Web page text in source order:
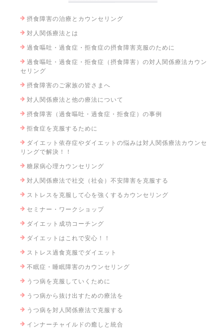
摂食障害の治療とカウンセリング
対人関係療法とは
過食嘔吐・過食症・拒食症の摂食障害克服のために
過食嘔吐・過食症・拒食症（摂食障害）の対人関係療法カウン
セリング
摂食障害のご家族の皆さまへ
対人関係療法と他の療法について
摂食障害（過食嘔吐・過食症・拒食症）の事例
拒食症を克服するために
ダイエット依存症やダイエットの悩みは対人関係療法カウンセ
リングで解決！！
糖尿病心理カウンセリング
対人関係療法で社交（社会）不安障害を克服する
ストレスを克服して心を強くするカウンセリング
セミナー・ワークショップ
ダイエット成功コーチング
ダイエットはこれで安心！！
ストレス過食克服でダイエット
不眠症・睡眠障害のカウンセリング
うつ病を克服していくために
うつ病から抜け出すための療法を
うつ病を対人関係療法で克服する
インナーチャイルドの癒しと統合